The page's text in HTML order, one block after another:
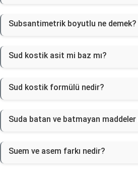
Subsantimetrik boyutlu ne demek?
Sud kostik asit mi baz mı?
Sud kostik formülü nedir?
Suda batan ve batmayan maddeler
Suem ve asem farkı nedir?